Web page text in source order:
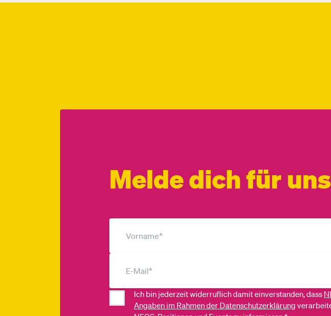
Melde dich für
Ich bin jederzeit widerruflich damit einverstanden, dass
Angaben im Rahmen der Datenschutzerklärung